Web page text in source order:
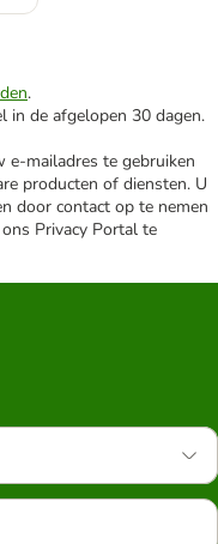
.
in de afgelopen 30 dagen.
mailadres te gebruiken
producten of diensten. U
door contact op te nemen
Privacy Portal te